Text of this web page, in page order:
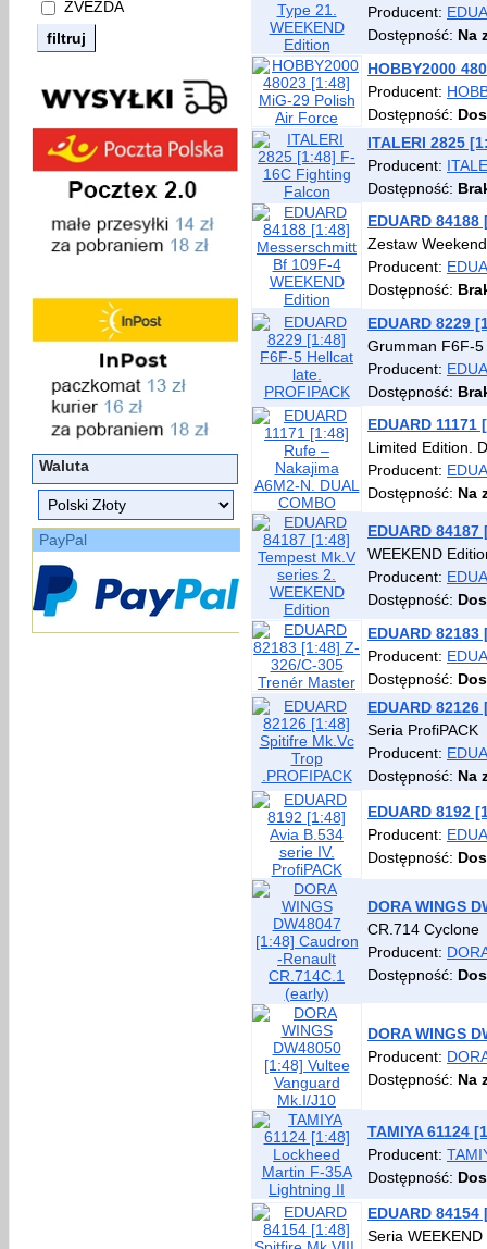
ZVEZDA
Waluta
PayPal
Producent:
Dostępność: Na
HOBBY2000
Producent:
Dostępność:
ITALERI 2825
Producent:
Dostępność:
EDUARD
Zestaw
Producent:
Dostępność:
EDUARD 8229
Grumman F6F-
Producent:
Dostępność:
EDUARD
Limited Edition.
Producent:
Dostępność: Na
EDUARD
WEEKEND
Producent:
Dostępność:
EDUARD
Producent:
Dostępność:
EDUARD
Seria ProfiPACK
Producent:
Dostępność: Na
EDUARD 8192
Producent:
Dostępność:
DORA WINGS
CR.714 Cyclone
Producent:
Dostępność:
DORA WINGS
Producent:
Dostępność: Na
TAMIYA 61124
Producent:
Dostępność:
EDUARD
Seria